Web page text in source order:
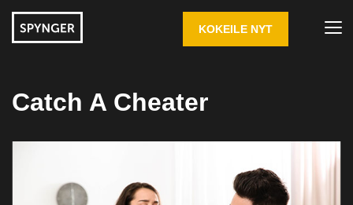
KOKEILE NYT
Catch A Cheater